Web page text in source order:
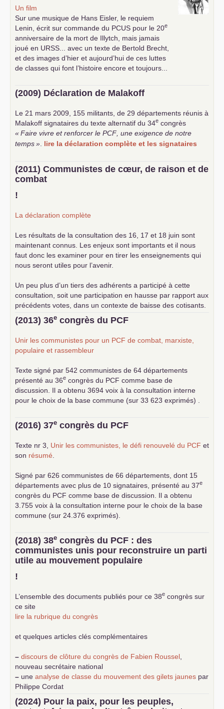
Un film
Sur une musique de Hans Eisler, le requiem
Lenin, écrit sur commande du PCUS pour le 20e
anniversaire de la mort de Illytch, mais jamais
joué en URSS ... avec un texte de Bertold Brecht,
et des images d’hier et aujourd’hui de ces luttes
de classes qui font l’histoire encore et toujours...
(2009) Déclaration de Malakoff
Le 21 mars 2009, 155 militants, de 29 départements réunis à
Malakoff signataires du texte alternatif du 34e congrès
«Faire vivre et renforcer le PCF , une exigence de notre
temps» lire la déclaration complète et les signataires
(2011) Communistes de cœur, de raison et de
combat
!
La déclaration complète
Les résultats de la consultation des 16, 17 et 18 juin sont
maintenant connus. Les enjeux sont importants et il nous
faut donc les examiner pour en tirer les enseignements qui
nous seront utiles pour l’avenir.
Un peu plus d’un tiers des adhérents a participé à cette
consultation, soit une participation en hausse par rapport aux
précédents votes, dans un contexte de baisse des cotisants.
... lire la suite
(2013) 36e congrès du PCF
Unir les communistes pour un PCF de combat, marxiste,
populaire et rassembleur
Texte signé par 542 communistes de 64 départements
présenté au 36e congrès du PCF comme base de
discussion. Il a obtenu 3694 voix à la consultation interne
pour le choix de la base commune (sur 33 623 exprimés) .
(2016) 37e congrès du PCF
Texte nr 3, Unir les communistes, le défi renouvelé du PCF et
son résumé
Signé par 626 communistes de 66 départements, dont 15
départements avec plus de 10 signataires, présenté au 37e
congrès du PCF comme base de discussion. Il a obtenu
3.755 voix à la consultation interne pour le choix de la base
commune (sur 24.376 exprimés).
(2018) 38e congrès du PCF : des
communistes unis pour reconstruire un parti
utile au mouvement populaire
!
L’ensemble des documents publiés pour ce 38e congrès sur
ce site
lire la rubrique du congrès
et quelques articles clés complémentaires
– discours de clôture du congrès de Fabien Roussel
nouveau secrétaire national
– une analyse de classe du mouvement des gilets jaunes par
Philippe Cordat
–
un texte de Jean-Claude Delaunay
le marxisme est la
science sociale de notre temps
(2024) Pour la paix, pour les peuples,